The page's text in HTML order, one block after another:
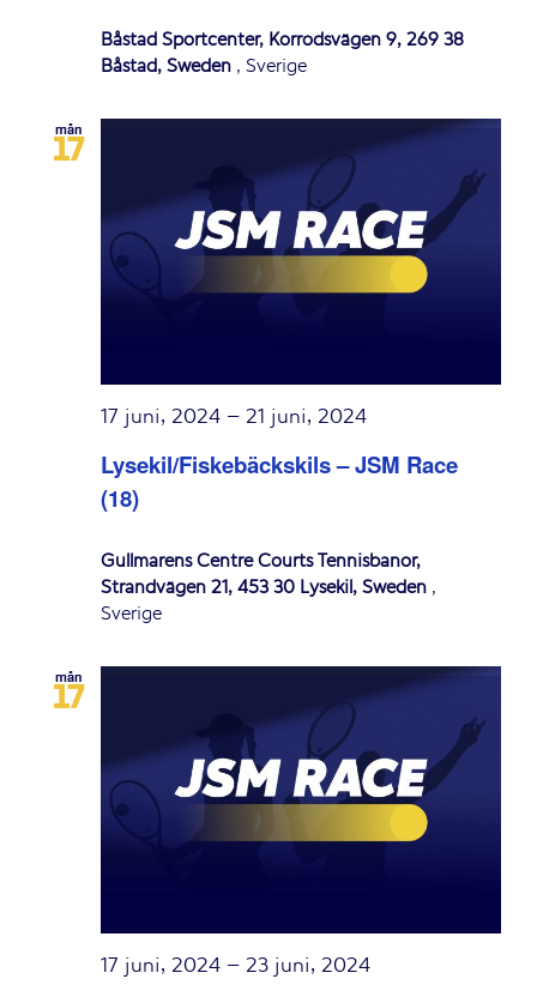
Båstad Sportcenter, Korrödsvägen 9, 269 38
Båstad, Sweden , Sverige
mån
17
Lysekil/Fiskebäckskils – JSM Race
(18)
17 juni, 2024 – 21 juni, 2024
Gullmarens Centre Courts Tennisbanor,
Strandvägen 21, 453 30 Lysekil, Sweden ,
Sverige
mån
17
17 juni, 2024 – 23 juni, 2024